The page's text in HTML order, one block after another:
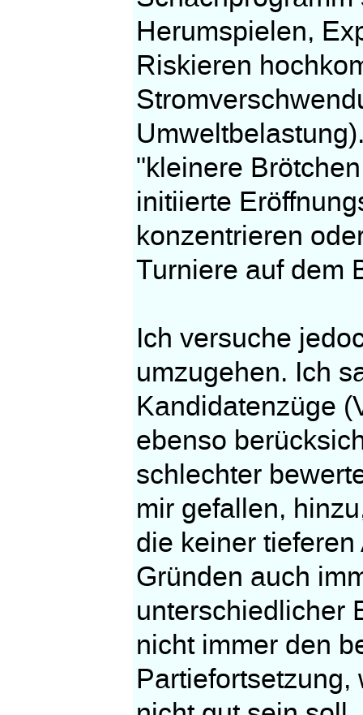
Herumspielen,
Riskieren
"kleinere
initiierte
konzentrieren
Turniere auf dem
Ich versuche
umzugehen. Ich
Kandidatenzüge
ebenso
schlechter
mir gefallen,
die keiner
Gründen auch
unterschiedlicher
nicht immer den